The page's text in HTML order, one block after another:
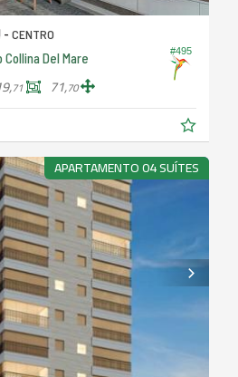
#495
- CENTRO
Del Mare
71 71,70
APARTAMENTO 04 SUÍTES